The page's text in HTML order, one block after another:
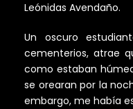
Leónidas Avendaño.
Un oscuro
cementerios, atrae
como estaban
se orearan por la
embargo, me había